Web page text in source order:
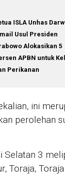
ISLA Unhas
Usul Presiden
Alokasikan 5
APBN untuk
Perikanan
ini
perolehan
Selatan 3
Toraja,